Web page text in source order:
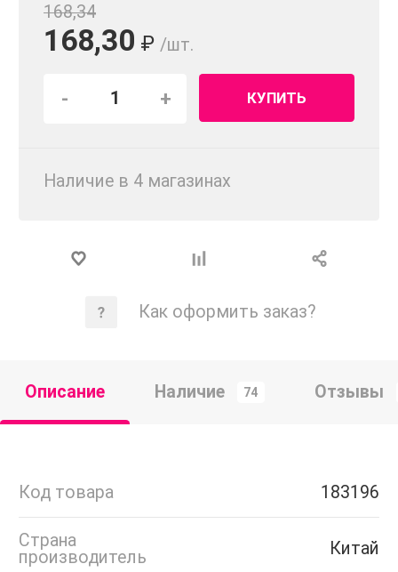
168,34
168,30 ₽ /шт.
- + КУПИТЬ
Наличие в 4 магазинах
Как оформить заказ?
Описание Наличие 74 Отзывы
Код товара 183196
Страна
производитель
Китай